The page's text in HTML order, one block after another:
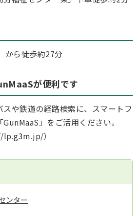
から徒歩約27分
が便利です
スや鉄道の経路検索に、スマートフ
」をご活用ください。
）
ンター